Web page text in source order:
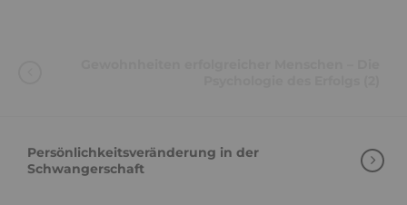
Persönlichkeitsveränderung in der
Schwangerschaft